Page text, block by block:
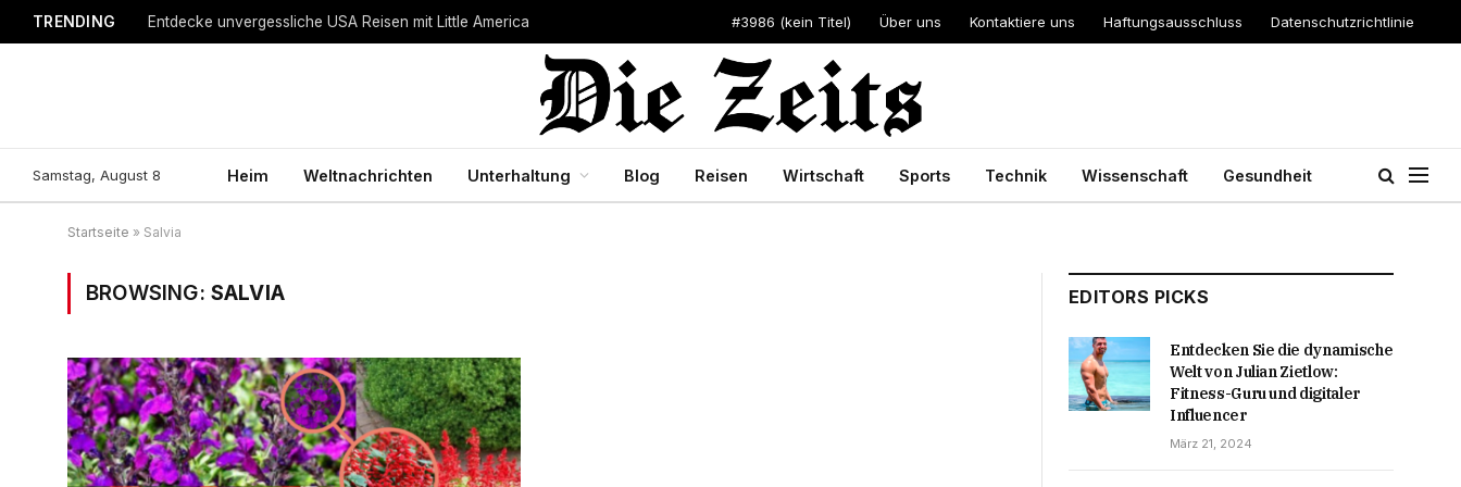
TRENDING Entdecke unvergessliche USA Reisen mit Little America #3986 (kein Titel) Über uns Kontaktiere uns Haftungsausschluss Datenschutzrichtlinie
Samstag, August 8 Heim Weltnachrichten Unterhaltung Blog Reisen Wirtschaft Sports Technik Wissenschaft Gesundheit
Startseite » Salvia
BROWSING: SALVIA EDITORS PICKS
Entdecken Sie die dynamische
Welt von Julian Zietlow:
Fitness-Guru und digitaler
Influencer
März 21, 2024